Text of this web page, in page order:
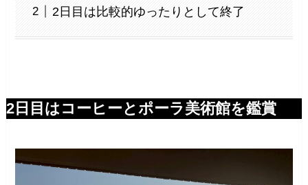
2日目は比較的ゆったりとして終了
2日目はコーヒーとポーラ美術館を鑑賞